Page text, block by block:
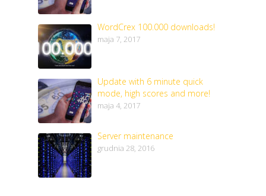
WordCrex 100.000 downloads!
maja 7, 2017
Update with 6 minute quick
mode, high scores and more!
maja 4, 2017
Server maintenance
grudnia 28, 2016